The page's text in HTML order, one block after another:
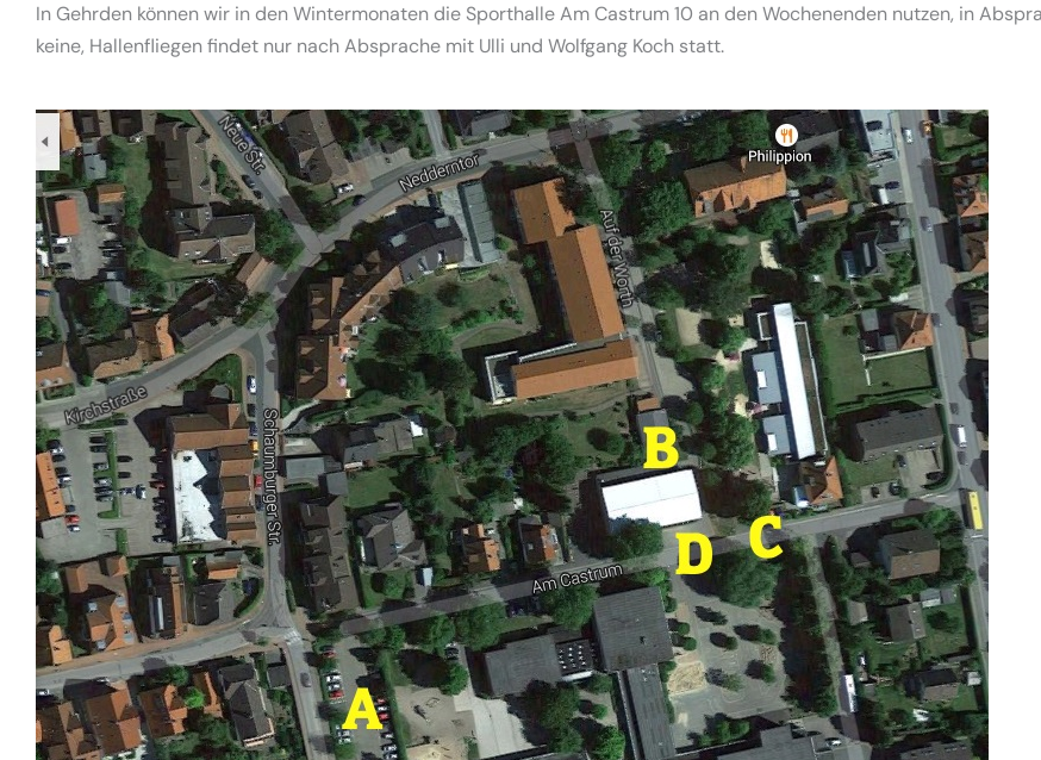
In Gehrden können wir in den Wintermonaten die Sporthalle Am Castrum 10 an den Wochenenden nutzen, in
keine, Hallenfliegen findet nur nach Absprache mit Ulli und Wolfgang Koch statt.